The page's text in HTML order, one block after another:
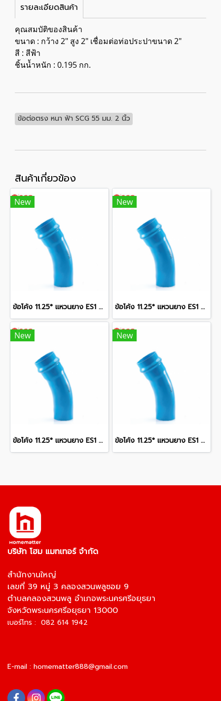
รายละเอียดสินค้า
คุณสมบัติของสินค้า
ขนาด : กว้าง 2" สูง 2" เชื่อมต่อท่อประปาขนาด 2"
สี : สีฟ้า
ชิ้นน้ำหนัก : 0.195 กก.
ข้อต่อตรง หนา ฟ้า SCG 55 มม. 2 นิ้ว
สินค้าเกี่ยวข้อง
New
ข้อโค้ง 11.25° แหวนยาง ES1 SCG ขนาด 300 มม. (12 นิ้ว ) ชั้น 13.5
New
ข้อโค้ง 11.25° แหวนยาง ES1 SCG ขนาด 350 มม. (14 นิ้ว ) ชั้น 13.5
New
ข้อโค้ง 11.25° แหวนยาง ES1 SCG ขนาด 250 มม. (10 นิ้ว ) ชั้น 13.5
New
ข้อโค้ง 11.25° แหวนยาง ES1 SCG ขนาด 400 มม. (16 นิ้ว ) ชั้น 13.5
บริษัท โฮม แมทเทอร์ จำกัด
สำนักงานใหญ่
เลขที่ 39 หมู่ 3 คลองสวนพลูซอย 9
ตำบลคลองสวนพลู อำเภอพระนครศรีอยุธยา
จังหวัดพระนครศรีอยุธยา 13000
เบอร์โทร : 082 614 1942
E-mail : homematter888@gmail.com